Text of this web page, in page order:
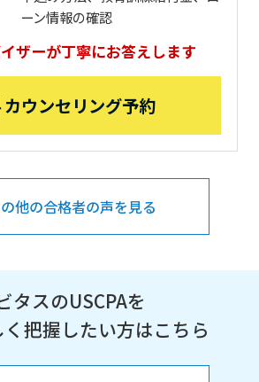
ーン情報の確認
ザーが丁寧にお答えします
カウンセリング予約
他の合格者の声を見る
タスのUSCPAを
把握したい方はこちら